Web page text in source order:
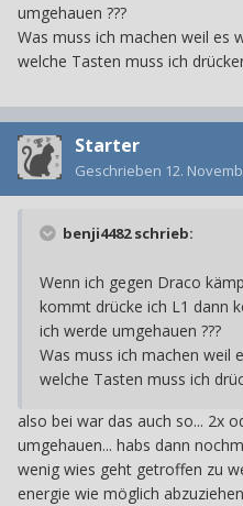
umgehauen ???
Was muss ich machen weil es
welche Tasten muss ich
Starter
Geschrieben 12.
benji4482 schrieb:
Wenn ich gegen Draco
kommt drücke ich L1 dann
ich werde umgehauen ???
Was muss ich machen weil
welche Tasten muss ich
also bei war das auch so... 2x
umgehauen... habs dann
wenig wies geht getroffen zu
energie wie möglich